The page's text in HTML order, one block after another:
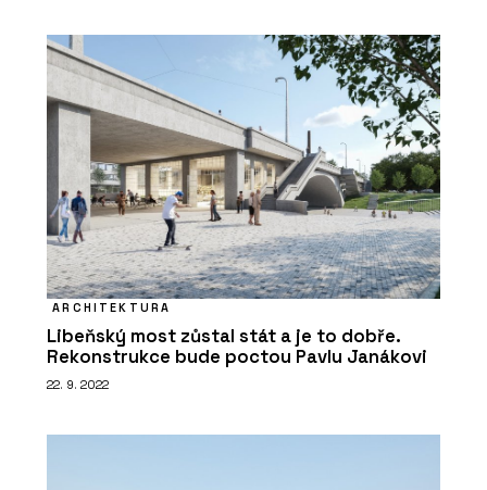
ARCHITEKTURA
Libeňský most zůstal stát a je to dobře.
Rekonstrukce bude poctou Pavlu Janákovi
22. 9. 2022